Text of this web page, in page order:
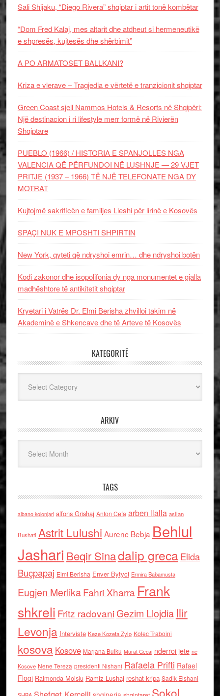
Sali Shijaku, “Diego Rivera” shqiptar i artit tonë kombëtar
“Dom Fred Kalaj, mes altarit dhe atdheut si hermeneutikë
e shpresës, kujtesës dhe shërbimit”
A PO ARMATOSET BALLKANI?
Kriza e vlerave – Tragjedia e vërtetë e tranzicionit shqiptar
Green Coast sjell Nammos Hotels & Resorts në Shqipëri:
Një destinacion i ri lifestyle merr formë në Rivierën
Shqiptare
PUEBLO (1966) / HISTORIA E SPANJOLLES NGA
VALENCIA QË PËRFUNDOI NË LUSHNJE — 29 VJET
PRITJE (1937 – 1966) TË NJË TELEFONATE NGA DY
MOTRAT
Kujtojmë sakrificën e familjes Lleshi për lirinë e Kosovës
SPAÇI NUK E MPOSHTI SHPIRTIN
New York, qyteti që ndryshoi emrin… dhe ndryshoi botën
Kodi zakonor dhe isopolifonia dy nga monumentet e gjalla
madhështore të antikitetit shqiptar
Kryetari i Vatrës Dr. Elmi Berisha zhvilloi takim në
Akademinë e Shkencave dhe të Arteve të Kosovës
KATEGORITË
ARKIV
TAGS
albano kolonjari alfons Grishaj Anton Cefa arben llalla asllan
Bushati Astrit Lulushi Aurenc Bebja Behlul
Jashari Beqir Sinadalip grecaElida
Buçpapaj Elmi Berisha Enver Bytyci Ermira Babamusta
Eugjen MerlikaFahri Xharra Frank
shkreli Fritz radovaniGezim Llojdia Ilir
Levonja Interviste Keze Kozeta Zylo Kolec Traboini
kosova Kosove Marjana Bulku Murat Gecaj nderroi jete ne
Kosove Nene Tereza presidenti Nishani Rafaela Prifti Rafael
Floqi Raimonda Moisiu Ramiz Lushaj reshat kripa Sadik Elshani
Sokol